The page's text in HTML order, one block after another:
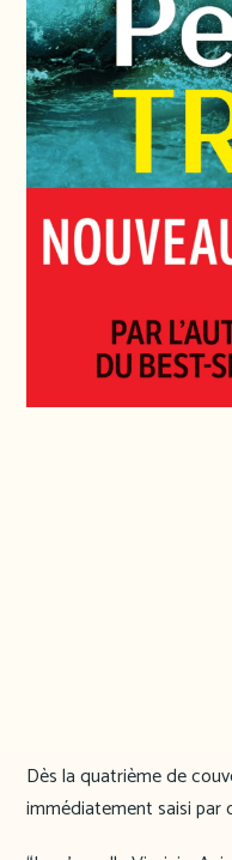
Dès la quatrième de
immédiatement saisi par